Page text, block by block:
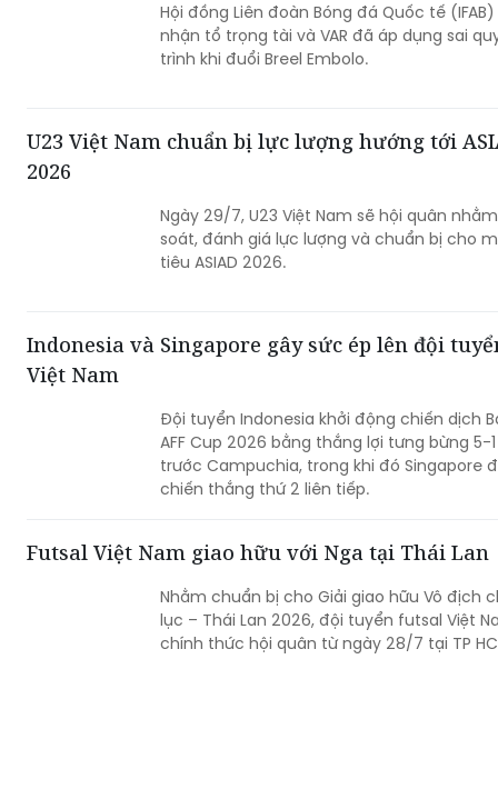
Hội đồng Liên đoàn Bóng đá Quốc tế
nhận tổ trọng tài và VAR đã áp dụng sai
trình khi đuổi Breel Embolo.
U23 Việt Nam chuẩn bị lực lượng hướng tới
2026
Ngày 29/7, U23 Việt Nam sẽ hội quân
soát, đánh giá lực lượng và chuẩn bị cho
tiêu ASIAD 2026.
Indonesia và Singapore gây sức ép lên đội
Việt Nam
Đội tuyển Indonesia khởi động chiến dịch
AFF Cup 2026 bằng thắng lợi tưng bừng 5-1
trước Campuchia, trong khi đó Singapore
chiến thắng thứ 2 liên tiếp.
Futsal Việt Nam giao hữu với Nga tại Thái Lan
Nhằm chuẩn bị cho Giải giao hữu Vô địch
lục – Thái Lan 2026, đội tuyển futsal Việt
chính thức hội quân từ ngày 28/7 tại TP